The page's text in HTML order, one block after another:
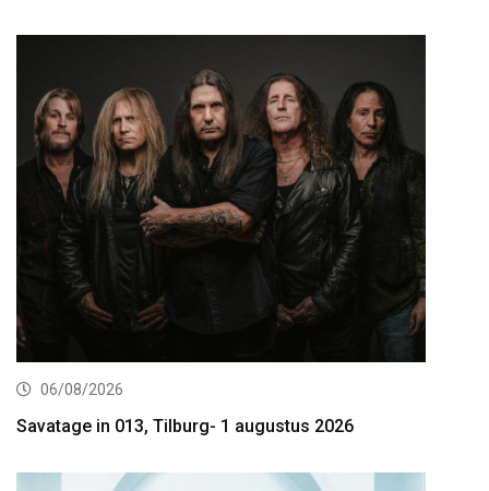
06/08/2026
Savatage in 013, Tilburg- 1 augustus 2026